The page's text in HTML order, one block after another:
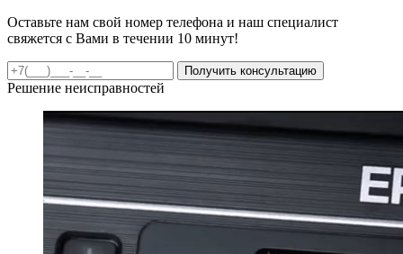
Оставьте нам свой номер телефона и наш специалист
свяжется с Вами в течении 10 минут!
Получить консультацию
Решение неисправностей